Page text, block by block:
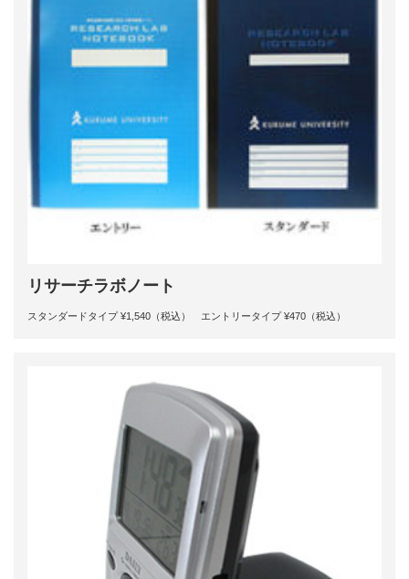
リサーチラボノート
スタンダードタイプ ¥1,540（税込） エントリータイプ ¥470（税込）